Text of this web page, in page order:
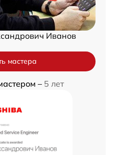
Иванов
мастера
– 5 лет